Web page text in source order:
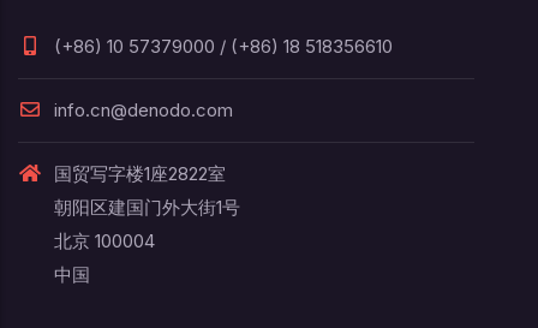
(+86) 10 57379000 / (+86) 18 518356610
info.cn@denodo.com
国贸写字楼1座2822室
朝阳区建国门外大街1号
北京 100004
中国